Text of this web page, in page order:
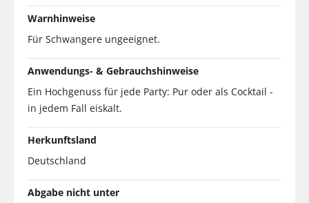
Warnhinweise
Für Schwangere ungeeignet.
Anwendungs- & Gebrauchshinweise
Ein Hochgenuss für jede Party: Pur oder als Cocktail -
in jedem Fall eiskalt.
Herkunftsland
Deutschland
Abgabe nicht unter